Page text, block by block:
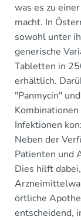
was es zu
macht. In
sowohl unter
generische
Tabletten in
erhältlich.
"Panmycin"
Infektionen
Neben der
Patienten und
Dies hilft
örtliche
entscheidend,